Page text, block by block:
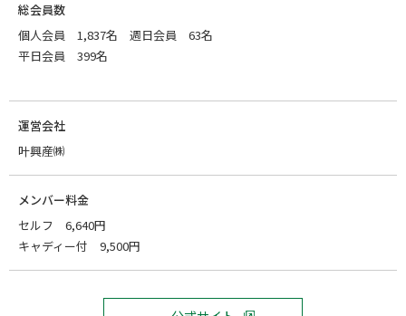
総会員数
個人会員 1,837名 週日会員 63名
平日会員 399名
運営会社
叶興産㈱
メンバー料金
セルフ 6,640円
キャディー付 9,500円